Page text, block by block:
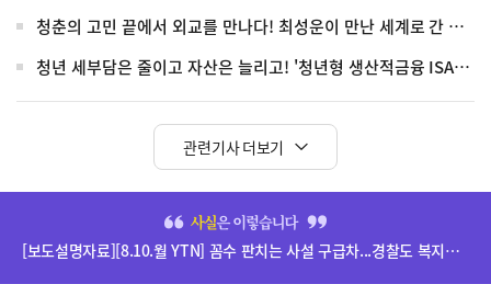
청춘의 고민 끝에서 외교를 만나다! 최성운이 만난 세계로 간 청년들
청년 세부담은 줄이고 자산은 늘리고! '청년형 생산적금융 ISA' 전격 신설
관련기사 더보기
[보도설명자료][8.10.월 YTN] 꼼수 판치는 사설 구급차...경찰도 복지부도 권한 밖 관련